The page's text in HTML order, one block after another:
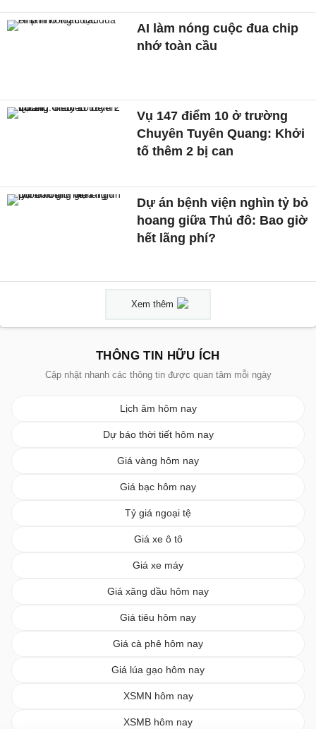
AI làm nóng cuộc đua chip
nhớ toàn cầu
Vụ 147 điểm 10 ở trường
Chuyên Tuyên Quang: Khởi
tố thêm 2 bị can
Dự án bệnh viện nghìn tỷ bỏ
hoang giữa Thủ đô: Bao giờ
hết lãng phí?
Xem thêm
THÔNG TIN HỮU ÍCH
Cập nhật nhanh các thông tin được quan tâm mỗi ngày
Lịch âm hôm nay
Dự báo thời tiết hôm nay
Giá vàng hôm nay
Giá bạc hôm nay
Tỷ giá ngoại tệ
Giá xe ô tô
Giá xe máy
Giá xăng dầu hôm nay
Giá tiêu hôm nay
Giá cà phê hôm nay
Giá lúa gạo hôm nay
XSMN hôm nay
XSMB hôm nay